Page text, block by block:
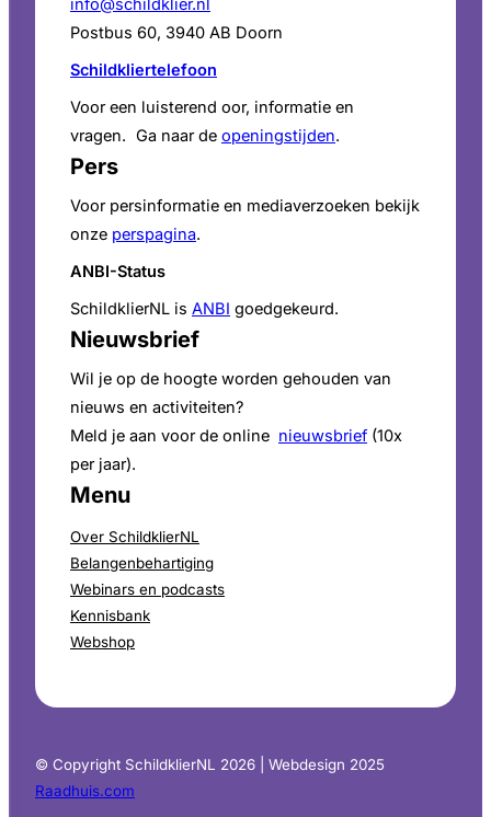
info@schildklier.nl
Postbus 60, 3940 AB Doorn
Schildkliertelefoon
Voor een luisterend oor, informatie en
vragen. Ga naar de openingstijden.
Pers
Voor persinformatie en mediaverzoeken bekijk
onze perspagina.
ANBI-Status
SchildklierNL is ANBI goedgekeurd.
Nieuwsbrief
Wil je op de hoogte worden gehouden van
nieuws en activiteiten?
Meld je aan voor de online nieuwsbrief (10x
per jaar).
Menu
Over SchildklierNL
Belangenbehartiging
Webinars en podcasts
Kennisbank
Webshop
© Copyright SchildklierNL 2026 | Webdesign 2025
Raadhuis.com